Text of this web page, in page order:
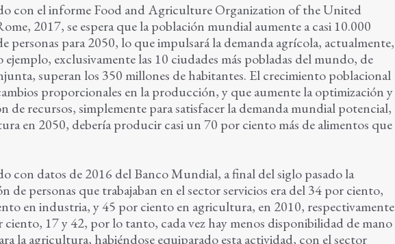
con el informe Food and Agriculture Organization of the United
2017, se espera que la población mundial aumente a casi 10.000
personas para 2050, lo que impulsará la demanda agrícola, actualmente,
ejemplo, exclusivamente las 10 ciudades más pobladas del mundo, de
superan los 350 millones de habitantes. El crecimiento poblacional
proporcionales en la producción, y que aumente la optimización y
de recursos, simplemente para satisfacer la demanda mundial potencial,
en 2050, debería producir casi un 70 por ciento más de alimentos que
con datos de 2016 del Banco Mundial, a final del siglo pasado la
de personas que trabajaban en el sector servicios era del 34 por ciento,
en industria, y 45 por ciento en agricultura, en 2010, respectivamente
ciento, 17 y 42, por lo tanto, cada vez hay menos disponibilidad de mano
la agricultura, habiéndose equiparado esta actividad, con el sector